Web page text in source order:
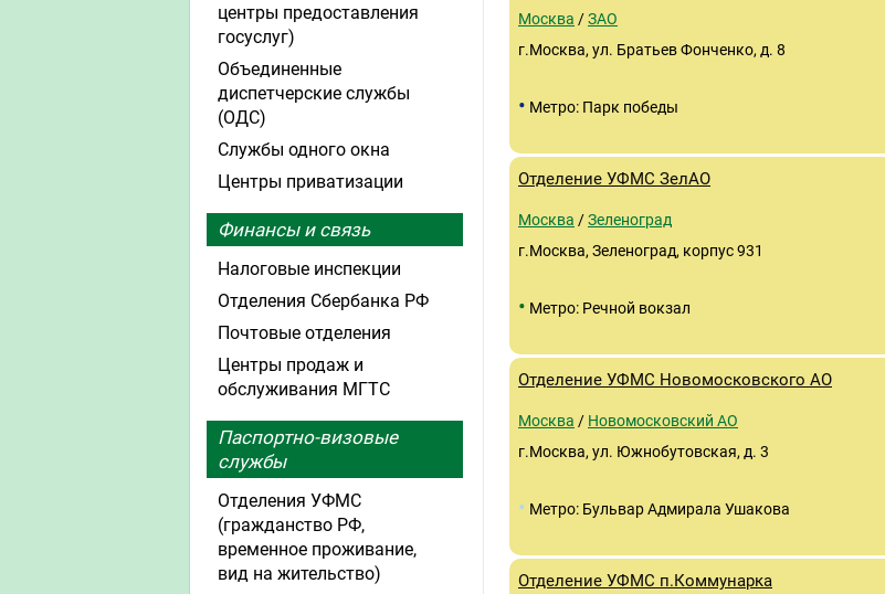
Москва /ЗАО
г.Москва, ул. Братьев Фонченко, д. 8
• Метро: Парк победы
Отделение УФМС ЗелАО
Москва /Зеленоград
г.Москва, Зеленоград, корпус 931
• Метро: Речной вокзал
Отделение УФМС Новомосковского АО
Москва / Новомосковский АО
г.Москва, ул. Южнобутовская, д. 3
• Метро: Бульвар Адмирала Ушакова
Отделение УФМС п.Коммунарка
центры предоставления
госуслуг)
Объединенные
диспетчерские службы
(ОДС)
Службы одного окна
Центры приватизации
Финансы и связь
Налоговые инспекции
Отделения Сбербанка РФ
Почтовые отделения
Центры продаж и
обслуживания МГТС
Паспортно-визовые
службы
Отделения УФМС
(гражданство РФ,
временное проживание,
вид на жительство)